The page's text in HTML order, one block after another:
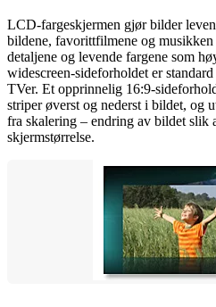
LCD-fargeskjermen gjør bilder
bildene, favorittfilmene og
detaljene og levende fargene som
widescreen-sideforholdet er
TVer. Et opprinnelig 16:9-
striper øverst og nederst i bildet, og
fra skalering – endring av bildet slik
skjermstørrelse.